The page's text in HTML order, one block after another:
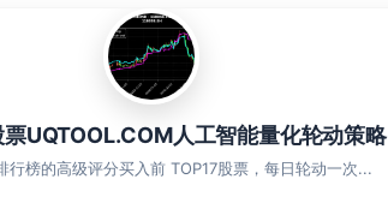
UQTOOL.COM人工智能量化轮动策略
行榜的高级评分买入前 TOP17股票，每日轮动一次...